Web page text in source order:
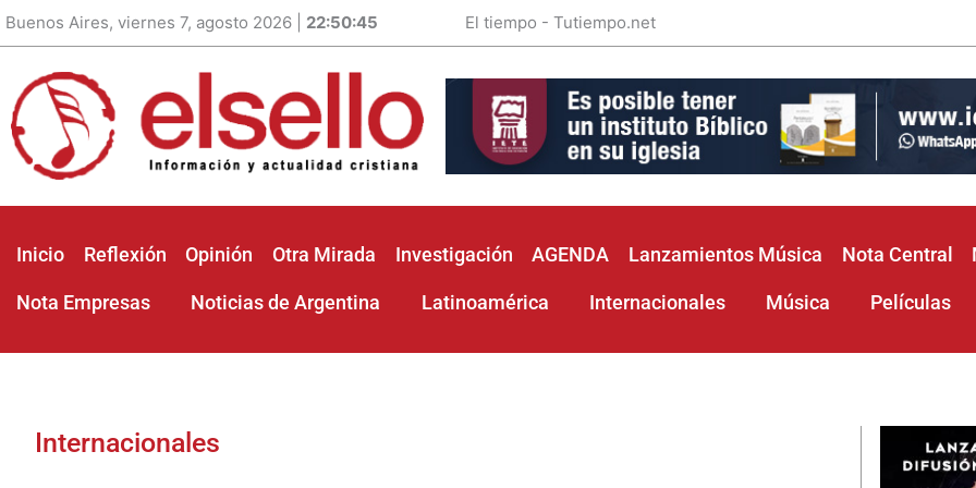
Buenos Aires, viernes 7, agosto 2026 | 22:50:46 El tiempo - Tutiempo.net
Inicio Reflexión Opinión Otra Mirada Investigación AGENDA Lanzamientos Música Nota Central
Nota Empresas Noticias de Argentina Latinoamérica Internacionales Música Películas
Internacionales